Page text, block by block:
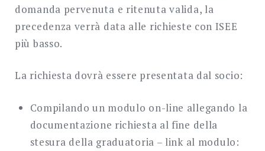
domanda pervenuta e ritenuta valida, la
precedenza verrà data alle richieste con ISEE
più basso.
La richiesta dovrà essere presentata dal socio:
Compilando un modulo on-line allegando la
documentazione richiesta al fine della
stesura della graduatoria – link al modulo: